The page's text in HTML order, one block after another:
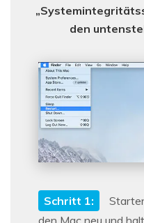
den
Schritt 1:
den Mac neu und